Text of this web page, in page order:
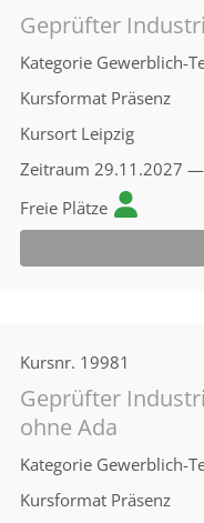
Geprüfter
Kategorie Gewerblich-
Kursformat Präsenz
Kursort Leipzig
Zeitraum 29.11.2027
Freie Plätze
Kursnr. 19981
Geprüfter
ohne Ada
Kategorie Gewerblich-
Kursformat Präsenz